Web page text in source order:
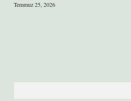
Temmuz 25, 2026